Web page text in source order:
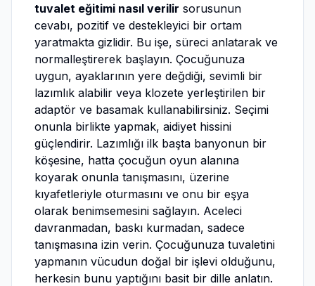
tuvalet eğitimi nasıl verilir sorusunun
cevabı, pozitif ve destekleyici bir ortam
yaratmakta gizlidir. Bu işe, süreci anlatarak ve
normalleştirerek başlayın. Çocuğunuza
uygun, ayaklarının yere değdiği, sevimli bir
lazımlık alabilir veya klozete yerleştirilen bir
adaptör ve basamak kullanabilirsiniz. Seçimi
onunla birlikte yapmak, aidiyet hissini
güçlendirir. Lazımlığı ilk başta banyonun bir
köşesine, hatta çocuğun oyun alanına
koyarak onunla tanışmasını, üzerine
kıyafetleriyle oturmasını ve onu bir eşya
olarak benimsemesini sağlayın. Aceleci
davranmadan, baskı kurmadan, sadece
tanışmasına izin verin. Çocuğunuza tuvaletini
yapmanın vücudun doğal bir işlevi olduğunu,
herkesin bunu yaptığını basit bir dille anlatın.